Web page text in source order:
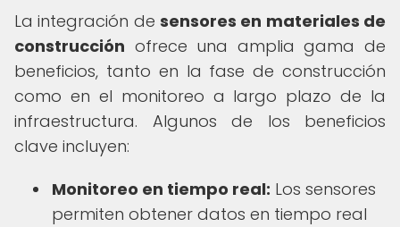
La integración de sensores en materiales de
construcción ofrece una amplia gama de
beneficios, tanto en la fase de construcción
como en el monitoreo a largo plazo de la
infraestructura. Algunos de los beneficios
clave incluyen:
Monitoreo en tiempo real: Los sensores
permiten obtener datos en tiempo real